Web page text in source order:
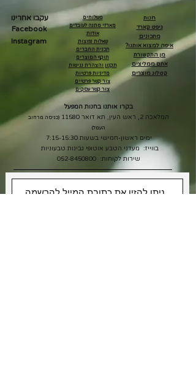
משלוחים
מארזי מתנה לעובדים
אודות
שאלות נפוצות
תכנית החברים
תוקף המוצרים
תקנון והצהרת נגישות
מדיניות פרטיות
צור קשר פרטיים
צור קשר עסקים
חנות
גיפט קארד
מתכונים
איפה למצוא אותנו?
מן התקשורת
אתם ממליצים
קטלוג מוצרים
עקבו אחרינו
Facebook
Instagram
בקרו אותנו בחנות המפעל
המלאכה 2, ראש העין, תא דואר 11580
(כניסה מרחוב
העמל)
ימים ראשון-חמישי בשעות 7:15-15:30
בווייז: מעדני הטבע אוטופי גבינות טבעוניות
שירות לקוחות: 052-8450800